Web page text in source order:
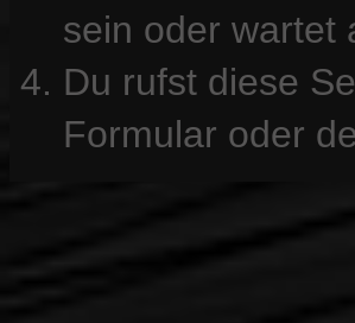
sein oder wartet
Du rufst diese
Formular oder